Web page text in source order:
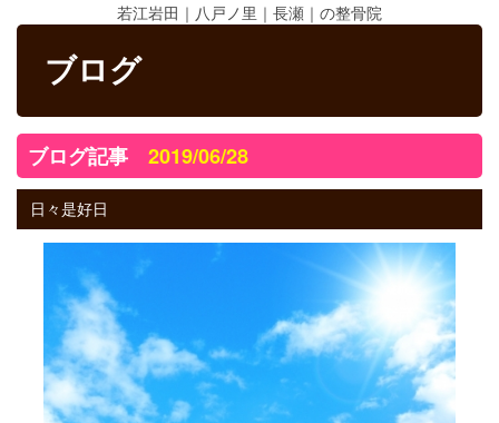
若江岩田｜ 八戸ノ里｜長瀬｜の整骨院
ブログ
ブログ記事 2019/06/28
日々是好日